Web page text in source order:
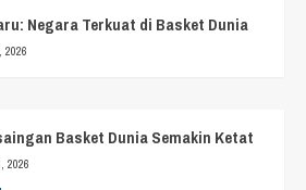
Negara Terkuat di Basket Dunia
2026
Basket Dunia Semakin Ketat
2026